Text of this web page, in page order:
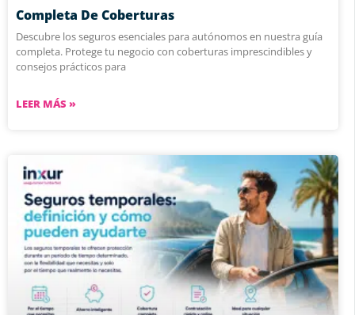
Completa De Coberturas
Descubre los seguros esenciales para autónomos en nuestra guía
completa. Protege tu negocio con coberturas imprescindibles y
consejos prácticos para
LEER MÁS »